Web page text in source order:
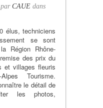
par CAUE dans
élus, techniciens
se sont
Région Rhône-
des prix du
et villages fleuris
Tourisme.
le détail de
les photos,